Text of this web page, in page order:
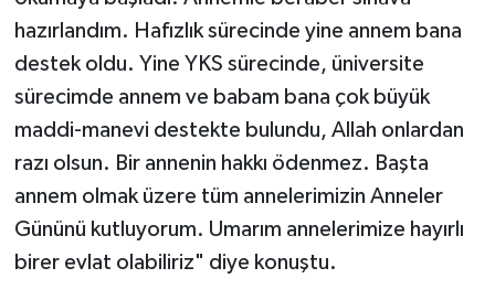
hazırlandım. Hafızlık sürecinde yine annem bana
destek oldu. Yine YKS sürecinde, üniversite
sürecimde annem ve babam bana çok büyük
maddi-manevi destekte bulundu, Allah onlardan
razı olsun. Bir annenin hakkı ödenmez. Başta
annem olmak üzere tüm annelerimizin Anneler
Gününü kutluyorum. Umarım annelerimize hayırlı
birer evlat olabiliriz" diye konuştu.